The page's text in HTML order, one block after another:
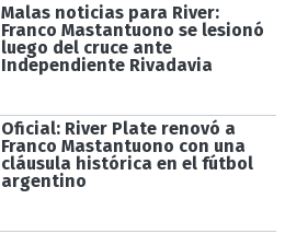
Malas noticias para River:
Franco Mastantuono se lesionó
luego del cruce ante
Independiente Rivadavia
Oficial: River Plate renovó a
Franco Mastantuono con una
cláusula histórica en el fútbol
argentino